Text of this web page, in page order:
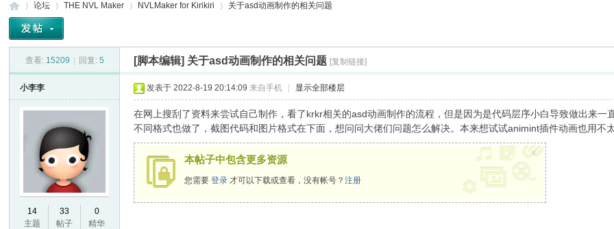
索
论坛
›
THE NVL Maker NVLMaker for Kirikiri
›
关于asd动画制作的相关问题
查看: 15209 回复: 5 [脚本编辑] 关于asd动画制作的相关问题 [复制链接]
小李李
14
主题
33
帖子
0
精华
发表于 2022-8-19 20:14:09 来自手机 显示全部楼层
在网上搜刮了资料来尝试自己制作，看了krkr相关的asd动画制作的流程，但是因为是代码层序小白导致做出来
不同格式也做了，截图代码和图片格式在下面，想问问大佬们问题怎么解决。本来想试试animint插件动画也用
本帖子中包含更多资源
您需要登录 才可以下载或查看，没有帐号？注册
x